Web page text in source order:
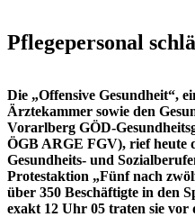
Pflegepersonal
Die „Offensive Gesundheit“,
Ärztekammer sowie den
Vorarlberg GÖD-
ÖGB ARGE FGV), rief heute
Gesundheits- und
Protestaktion „Fünf nach
über 350 Beschäftigte in den
exakt 12 Uhr 05 traten sie